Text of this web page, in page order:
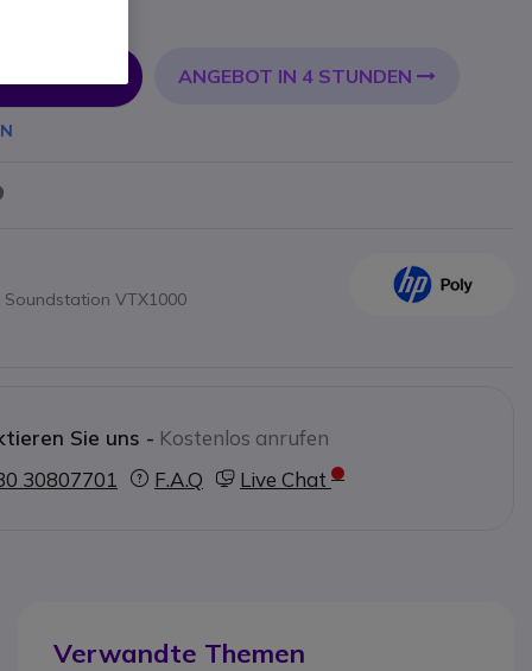
ANGEBOT IN 4 STUNDEN
Soundstation VTX1000
Sie uns - Kostenlos anrufen
30807701
F.A.Q Live Chat
Verwandte Themen